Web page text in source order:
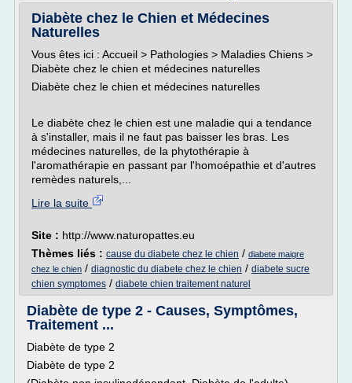
Diabète chez le Chien et Médecines
Naturelles
Vous êtes ici : Accueil > Pathologies > Maladies Chiens >
Diabète chez le chien et médecines naturelles
Diabète chez le chien et médecines naturelles
Le diabète chez le chien est une maladie qui a tendance
à s'installer, mais il ne faut pas baisser les bras. Les
médecines naturelles, de la phytothérapie à
l'aromathérapie en passant par l'homoépathie et d'autres
remèdes naturels,...
Lire la suite
Site : http://www.naturopattes.eu
Thèmes liés : cause du diabete chez le chien / diabete maigre
chez le chien / diagnostic du diabete chez le chien / diabete sucre
chien symptomes / diabete chien traitement naturel
Diabète de type 2 - Causes, Symptômes,
Traitement ...
Diabète de type 2
Diabète de type 2